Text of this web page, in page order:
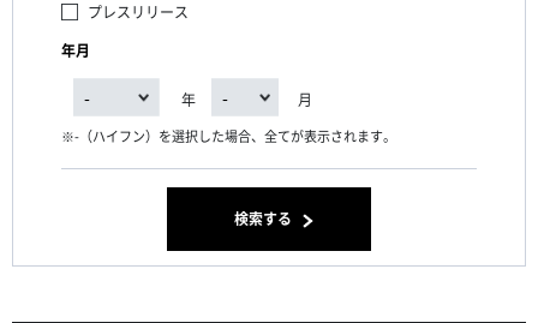
プレスリリース
年月
年 月
-（ハイフン）を選択した場合、全てが表示されます。
検索する